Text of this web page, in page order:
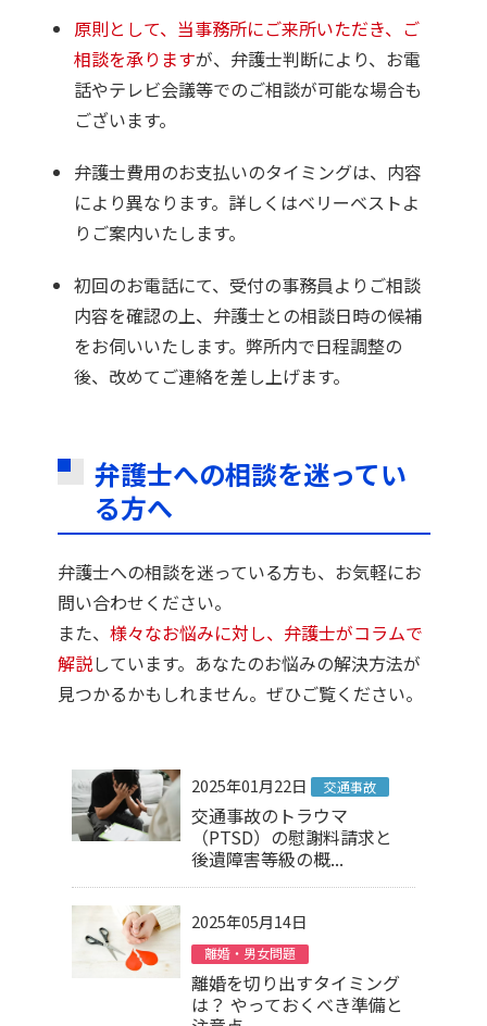
原則として、当事務所にご来所いただき、ご
相談を承りますが、弁護士判断により、お電
話やテレビ会議等でのご相談が可能な場合も
ございます。
弁護士費用のお支払いのタイミングは、内容
により異なります。詳しくはベリーベストよ
りご案内いたします。
初回のお電話にて、受付の事務員よりご相談
内容を確認の上、弁護士との相談日時の候補
をお伺いいたします。弊所内で日程調整の
後、改めてご連絡を差し上げます。
弁護士への相談を迷ってい
る方へ
弁護士への相談を迷っている方も、お気軽にお
問い合わせください。
また、 様々なお悩みに対し、弁護士がコラムで
解説しています。あなたのお悩みの解決方法が
見つかるかもしれません。ぜひご覧ください。
2025年01月22日 交通事故
交通事故のトラウマ
（PTSD）の慰謝料請求と
後遺障害等級の概...
2025年05月14日
離婚・男女問題
離婚を切り出すタイミング
は？ やっておくべき準備と